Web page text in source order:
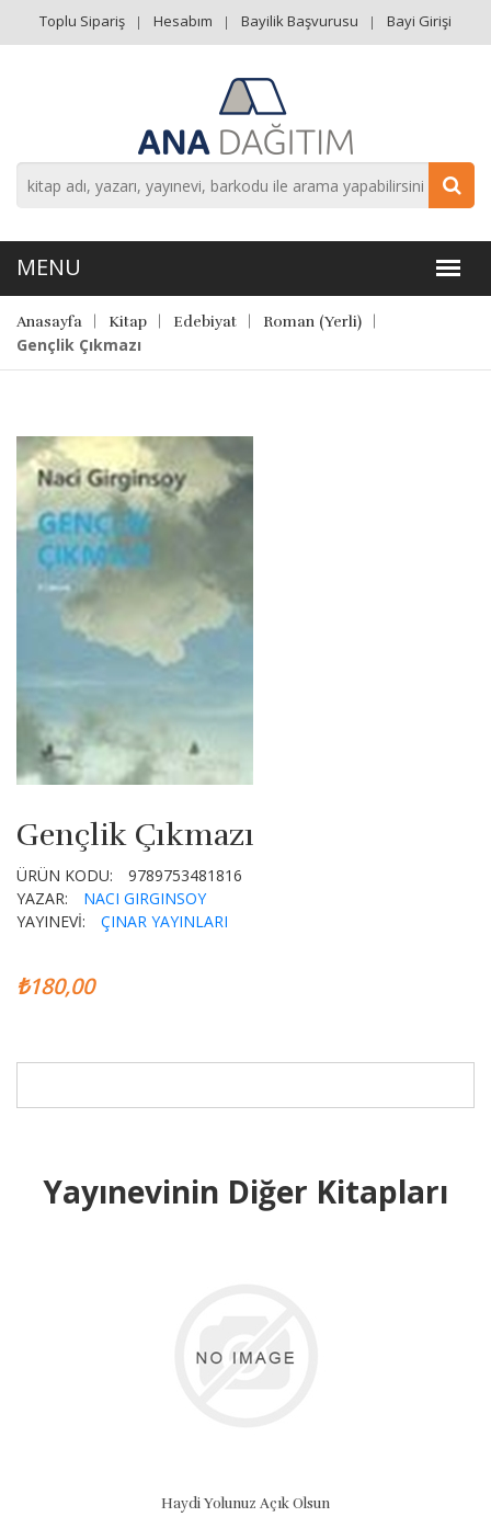
Toplu Sipariş Hesabım Bayilik Başvurusu Bayi Girişi
Anasayfa Kitap Edebiyat Roman (Yerli)
Gençlik Çıkmazı
Gençlik Çıkmazı
ÜRÜN KODU:
9789753481816
YAZAR:
NACI GIRGINSOY
YAYINEVİ:
ÇINAR YAYINLARI
₺180,00
Yayınevinin Diğer Kitapları
Haydi Yolunuz Açık Olsun